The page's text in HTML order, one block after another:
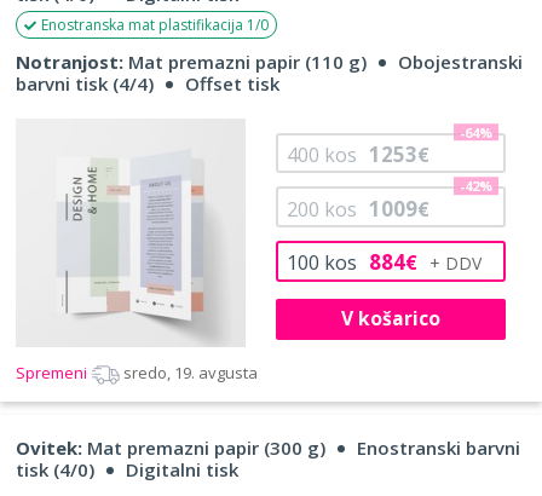
Enostranska mat plastifikacija 1/0
Notranjost: Mat premazni papir (110 g)
Obojestranski
barvni tisk (4/4)
Offset tisk
100 kos 884€
200 kos 1009€
-42%
400 kos 1253€
-64%
V košarico
Spremeni sredo, 19. avgusta
Ovitek: Mat premazni papir (300 g)
Enostranski barvni
tisk (4/0)
Digitalni tisk